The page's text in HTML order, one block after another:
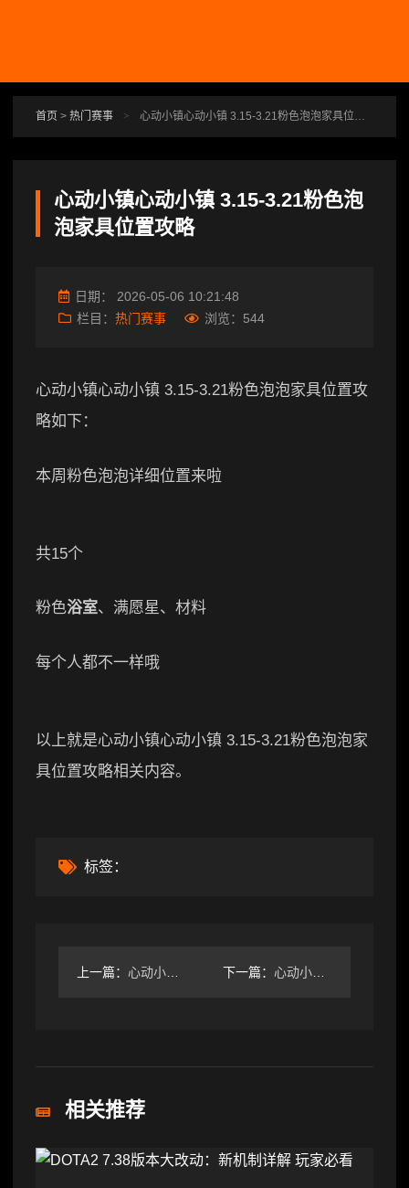
首页 > 热门赛事 > 心动小镇心动小镇 3.15-3.21粉色泡泡家具位置攻略
心动小镇心动小镇 3.15-3.21粉色泡
泡家具位置攻略
日期： 2026-05-06 10:21:48
栏目： 热门赛事 浏览： 544
心动小镇心动小镇 3.15-3.21粉色泡泡家具位置攻
略如下：
本周粉色泡泡详细位置来啦
共15个
粉色浴室、满愿星、材料
每个人都不一样哦
以上就是心动小镇心动小镇 3.15-3.21粉色泡泡家
具位置攻略相关内容。
标签：
上一篇： 心动小镇心动小镇 4.12-4.18粉色泡泡家具位置攻略 下一篇： 心动小镇【全图鉴】❗❗❗16个创意动物香薰位置
相关推荐